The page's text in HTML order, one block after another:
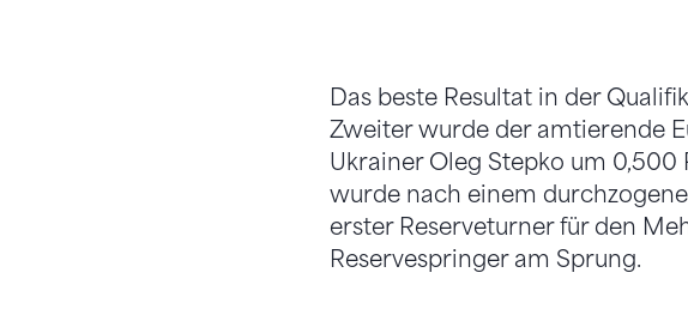
Das beste Resultat in der
Zweiter wurde der amtierende
Ukrainer Oleg Stepko um 0,500
wurde nach einem
erster Reserveturner für den
Reservespringer am Sprung.